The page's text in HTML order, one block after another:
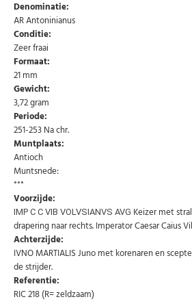
Denominatie:
AR Antoninianus
Conditie:
Zeer fraai
Formaat:
21 mm
Gewicht:
3,72 gram
Periode:
251-253 Na chr.
Muntplaats:
Antioch
Muntsnede:
°°°
Voorzijde:
IMP C C VIB VOLVSIANVS AVG Keizer met
drapering naar rechts. Imperator Caesar Caius
Achterzijde:
IVNO MARTIALIS Juno met korenaren en
de strijder.
Referentie:
RIC 218 (R= zeldzaam)